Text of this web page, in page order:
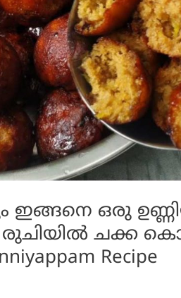
ഒരു
രുചിയിൽ ചക്ക
Recipe